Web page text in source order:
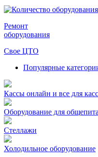
Ремонт
оборудования
Свое ЦТО
Популярные
Кассы онлайн и все для
Оборудование для общепита
Стеллажи
Холодильное оборудование